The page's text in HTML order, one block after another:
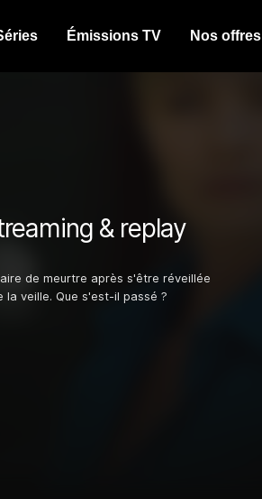
Émissions TV Nos offres
& replay
de meurtre après s'être réveillée
la veille. Que s'est-il passé ?